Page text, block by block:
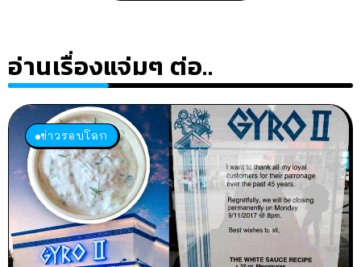
อ่านเรื่องแจ่มๆ ต่อ..
ข่าวรอบโลก